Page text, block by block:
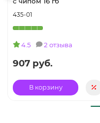
435-01
4.5 2 отзыва
907 руб.
В корзину